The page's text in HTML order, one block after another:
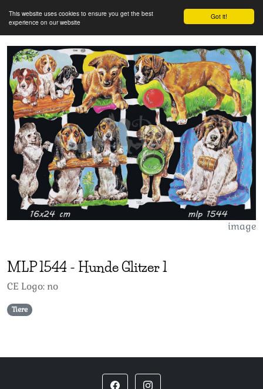
Got it!
This website uses cookies to ensure you get the best
experience on our website
image
MLP1544 - Hunde Glitzer 1
CE Logo: no
Tiere